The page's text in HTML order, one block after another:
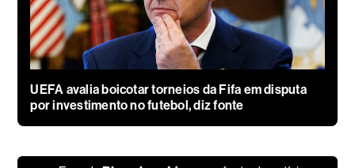
UEFA avalia boicotar torneios da Fifa em disputa
por investimento no futebol, diz fonte